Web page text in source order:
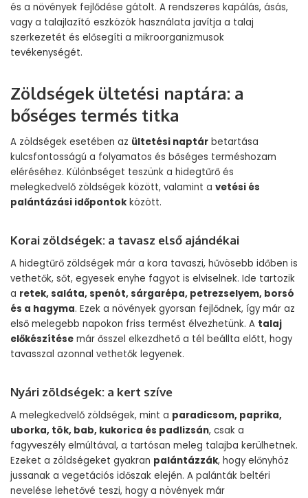
és a növények fejlődése gátolt. A rendszeres kapálás, ásás,
vagy a talajlazító eszközök használata javítja a talaj
szerkezetét és elősegíti a mikroorganizmusok
tevékenységét.
Zöldségek ültetési naptára: a
bőséges termés titka
A zöldségek esetében az ültetési naptár betartása
kulcsfontosságú a folyamatos és bőséges terméshozam
eléréséhez. Különbséget teszünk a hidegtűrő és
melegkedvelő zöldségek között, valamint a vetési és
palántázási időpontok között.
Korai zöldségek: a tavasz első ajándékai
A hidegtűrő zöldségek már a kora tavaszi, hűvösebb időben is
vethetők, sőt, egyesek enyhe fagyot is elviselnek. Ide tartozik
a retek, saláta, spenót, sárgarépa, petrezselyem, borsó
és a hagyma. Ezek a növények gyorsan fejlődnek, így már az
első melegebb napokon friss termést élvezhetünk. A talaj
előkészítése már ősszel elkezdhető a tél beállta előtt, hogy
tavasszal azonnal vethetők legyenek.
Nyári zöldségek: a kert szíve
A melegkedvelő zöldségek, mint a paradicsom, paprika,
uborka, tök, bab, kukorica és padlizsán, csak a
fagyveszély elmúltával, a tartósan meleg talajba kerülhetnek.
Ezeket a zöldségeket gyakran palántázzák, hogy előnyhöz
jussanak a vegetációs időszak elején. A palánták beltéri
nevelése lehetővé teszi, hogy a növények már